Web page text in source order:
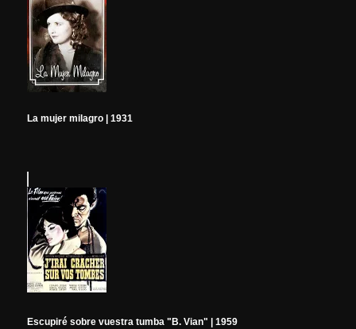
La mujer milagro | 1931
Escupiré sobre vuestra tumba "B. Vian" | 1959